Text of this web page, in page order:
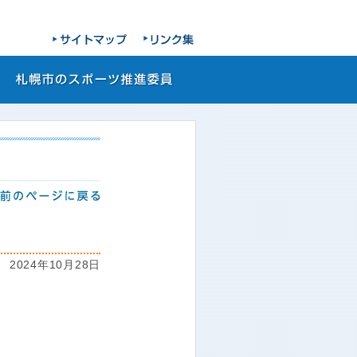
2024年10月28日